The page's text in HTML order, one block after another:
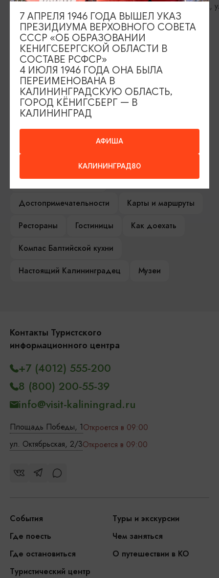
область, Нестеровский городской
округ, пос. Токаревка, юго-западнее
поселка
Черняховск,
ИЩИТЕ ТАКЖЕ НА НАШЕМ САЙТЕ
Серебряное ожерелье
Афиша мероприятий
Сувениры
Гиды и экскурсоводы
Достопримечательности
Карты и маршруты
Рестораны
Гостиницы
Как доехать
Компас Балтийской кухни
Настоящий Калининградец
Музеи
Контакты Туристского
информационного центра
Площадь Победы, 1Откроется в 09:00
ул. Октябрьская, 2/3Откроется в 09:00
+7 (4012) 555-200
8 (800) 200-55-39
info@visit-kaliningrad.ru
События
Туры и экскурсии
Где поесть
Чем заняться
Где остановиться
О путешествии в КО
Туристический центр
АФИША
КАЛИНИНГРАД80
7 АПРЕЛЯ 1946 ГОДА ВЫШЕЛ УКАЗ
ПРЕЗИДИУМА ВЕРХОВНОГО СОВЕТА
СССР «ОБ ОБРАЗОВАНИИ
КЕНИГСБЕРГСКОЙ ОБЛАСТИ В
СОСТАВЕ РСФСР»
4 ИЮЛЯ 1946 ГОДА ОНА БЫЛА
ПЕРЕИМЕНОВАНА В
КАЛИНИНГРАДСКУЮ ОБЛАСТЬ,
ГОРОД КЁНИГСБЕРГ — В
КАЛИНИНГРАД